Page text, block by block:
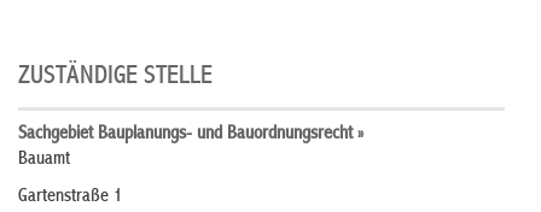
ZUSTÄNDIGE STELLE
Sachgebiet Bauplanungs- und Bauordnungsrecht »
Bauamt
Gartenstraße 1